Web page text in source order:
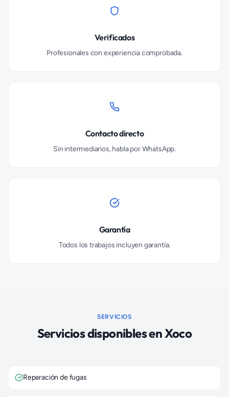
Verificados
Profesionales con experiencia comprobada.
Contacto directo
Sin intermediarios, habla por WhatsApp.
Garantía
Todos los trabajos incluyen garantía.
SERVICIOS
Servicios disponibles enXoco
Reparación de fugas